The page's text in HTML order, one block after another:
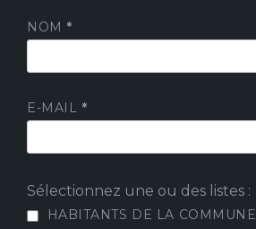
NOM *
E-MAIL *
Sélectionnez une ou des listes :
HABITANTS DE LA COMMUNE